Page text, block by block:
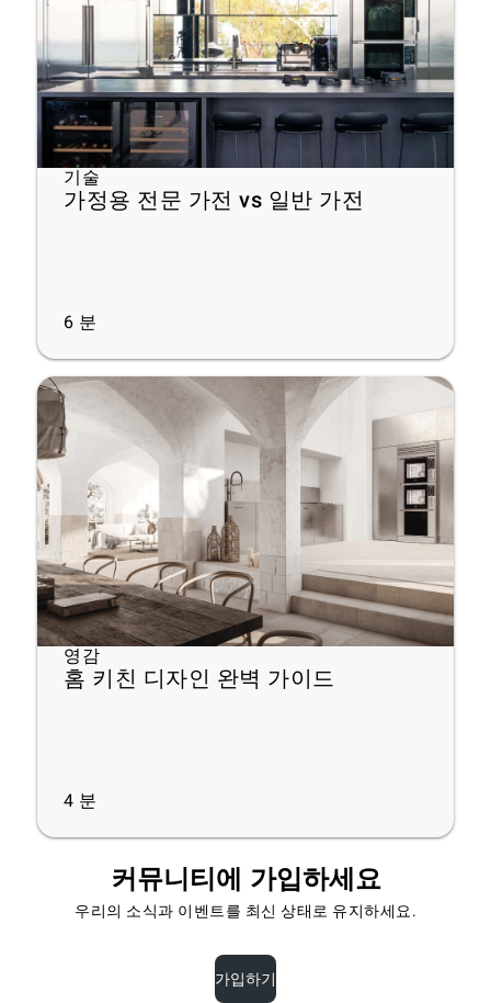
기술
가정용 전문 가전 vs 일반 가전
6 분
영감
홈 키친 디자인 완벽 가이드
4 분
커뮤니티에 가입하세요
우리의 소식과 이벤트를 최신 상태로 유지하세요.
가입하기